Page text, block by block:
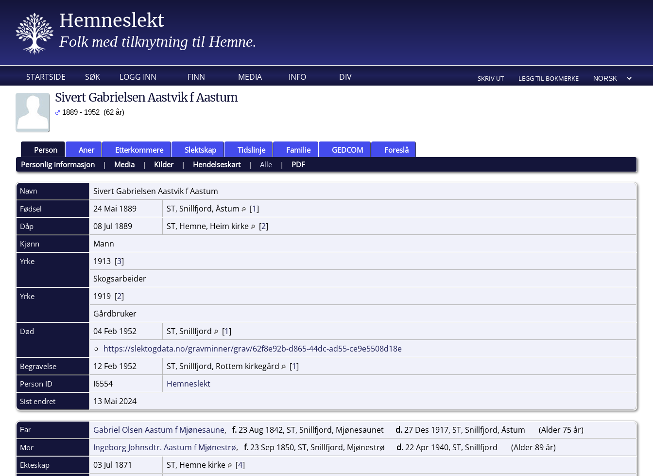
Hemneslekt
Folk med tilknytning til Hemne.
STARTSIDE SØK LOGG INN FINN MEDIA INFO DIV SKRIV UT LEGG TIL BOKMERKE
Sivert Gabrielsen Aastvik f Aastum
1889 - 1952 (62 år)
Person Aner Etterkommere Slektskap Tidslinje Familie GEDCOM
Foreslå
Personlig informasjon | Media | Kilder| Hendelseskart|Alle | PDF
Navn Sivert Gabrielsen Aastvik fAastum
Fødsel 24 Mai 1889 ST, Snillfjord, Åstum [1]
Dåp 08 Jul 1889 ST, Hemne, Heim kirke [2]
Kjønn Mann
Yrke 1913 [3]
Skogsarbeider
Yrke 1919 [2]
Gårdbruker
Død 04 Feb 1952 ST, Snillfjord [1]
https://slektogdata.no/gravminner/grav/62f8e92b-d865-44dc-ad55-ce9e5508d18e
Begravelse 12 Feb 1952 ST, Snillfjord, Rottem kirkegård [1]
Person ID I6554 Hemneslekt
Sist endret 13 Mai 2024
Far Gabriel Olsen Aastum f Mjønesaune, f.23 Aug 1842, ST, Snillfjord, Mjønesaunet d.27 Des 1917, ST, Snillfjord, Åstum (Alder 75 år)
Mor Ingeborg Johnsdtr. Aastum f Mjønestrø, f.23 Sep 1850, ST, Snillfjord, Mjønestrø d.22 Apr 1940, ST, Snillfjord (Alder 89 år)
Ekteskap 03 Jul 1871 ST, Hemne kirke [4]